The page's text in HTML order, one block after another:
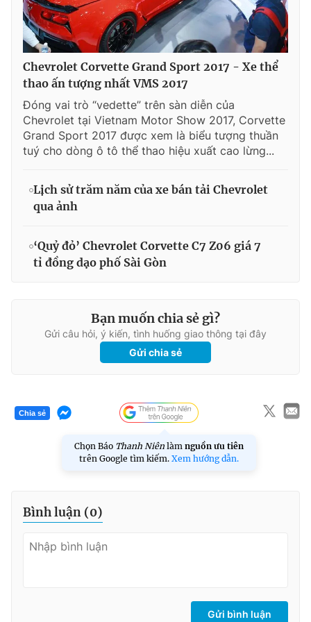
Chevrolet Corvette Grand Sport 2017 - Xe thể
thao ấn tượng nhất VMS 2017
Đóng vai trò “vedette” trên sàn diễn của
Chevrolet tại Vietnam Motor Show 2017, Corvette
Grand Sport 2017 được xem là biểu tượng thuần
tuý cho dòng ô tô thể thao hiệu xuất cao lừng...
Lịch sử trăm năm của xe bán tải Chevrolet
qua ảnh
‘Quỷ đỏ’ Chevrolet Corvette C7 Z06 giá 7
tỉ đồng dạo phố Sài Gòn
Bạn muốn chia sẻ gì?
Gửi câu hỏi, ý kiến, tình huống giao thông tại đây
Gửi chia sẻ
Chia sẻ
Chọn Báo Thanh Niên làm nguồn ưu tiên
trên Google tìm kiếm. Xem hướng dẫn.
Bình luận (0)
Gửi bình luận